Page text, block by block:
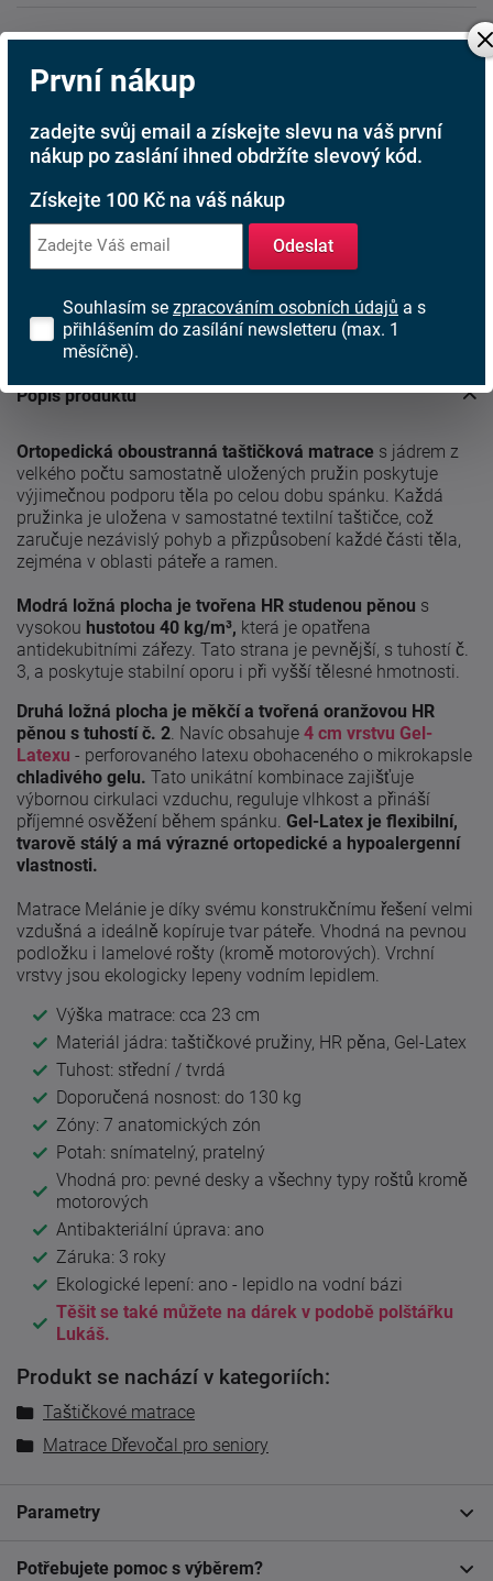
Ujistěte se, že jste si vybrali správně
Doprava ZDARMA
Při nákupu nad 6 000 Kč
Rádi poradíme s výběrem
Najděte vhodnou matraci
S tradicí od roku 1991
Popis produktu
Ortopedická oboustranná taštičková matrace s jádrem z
velkého počtu samostatně uložených pružin poskytuje
výjimečnou podporu těla po celou dobu spánku. Každá
pružinka je uložena v samostatné textilní taštičce, což
zaručuje nezávislý pohyb a přizpůsobení každé části těla,
zejména v oblasti páteře a ramen.
Modrá ložná plocha je tvořena HR studenou pěnou s
vysokou hustotou 40 kg/m³, která je opatřena
antidekubitními zářezy. Tato strana je pevnější, s tuhostí č.
3, a poskytuje stabilní oporu i při vyšší tělesné hmotnosti.
Druhá ložná plocha je měkčí a tvořená oranžovou HR
pěnou s tuhostí č. 2 . Navíc obsahuje 4 cm vrstvu Gel-
Latexu - perforovaného latexu obohaceného o mikrokapsle
chladivého gelu. Tato unikátní kombinace zajišťuje
výbornou cirkulaci vzduchu, reguluje vlhkost a přináší
příjemné osvěžení během spánku. Gel-Latex je flexibilní,
tvarově stálý a má výrazné ortopedické a hypoalergenní
vlastnosti.
Matrace Melánie je díky svému konstrukčnímu řešení velmi
vzdušná a ideálně kopíruje tvar páteře. Vhodná na pevnou
podložku i lamelové rošty (kromě motorových). Vrchní
vrstvy jsou ekologicky lepeny vodním lepidlem.
Výška matrace: cca 23 cm
Materiál jádra: taštičkové pružiny, HR pěna, Gel-Latex
Tuhost: střední / tvrdá
Doporučená nosnost: do 130 kg
Zóny: 7 anatomických zón
Potah: snímatelný, pratelný
Vhodná pro: pevné desky a všechny typy roštů kromě
motorových
Antibakteriální úprava: ano
Záruka: 3 roky
Ekologické lepení: ano - lepidlo na vodní bázi
Těšit se také můžete na dárek v podobě polštářku
Lukáš.
Produkt se nachází v kategoriích:
Taštičkové matrace
Matrace Dřevočal pro seniory
Parametry
Potřebujete pomoc s výběrem?
První nákup
zadejte svůj email a získejte slevu na váš první
nákup po zaslání ihned obdržíte slevový kód.
Získejte 100 Kč na váš nákup
Odeslat
Souhlasím se zpracováním osobních údajů a s
přihlášením do zasílání newsletteru (max. 1
měsíčně).